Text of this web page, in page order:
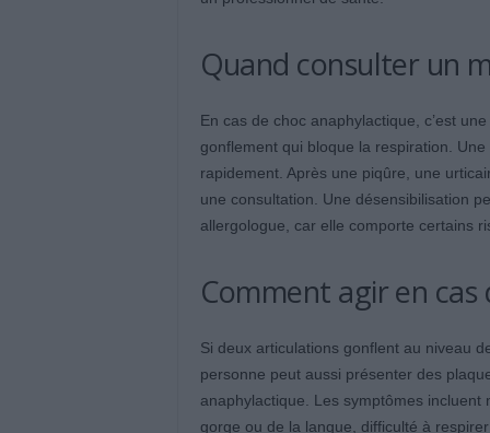
Quand consulter un
En cas de choc anaphylactique, c’est
gonflement qui bloque la respiration.
rapidement. Après une piqûre, une
une consultation. Une désensibilisation
allergologue, car elle comporte certains
Comment agir en
Si deux articulations gonflent au niveau
personne peut aussi présenter des
anaphylactique. Les symptômes
gorge ou de la langue, difficulté à